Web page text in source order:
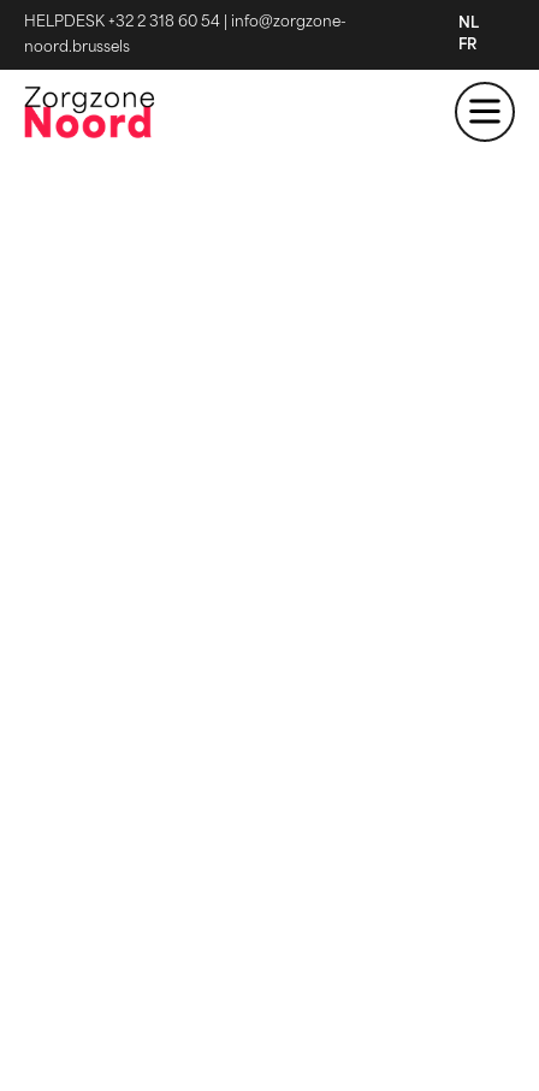
HELPDESK +32 2 318 60 54
info@zorgzone-
noord.brussels
NL
FR